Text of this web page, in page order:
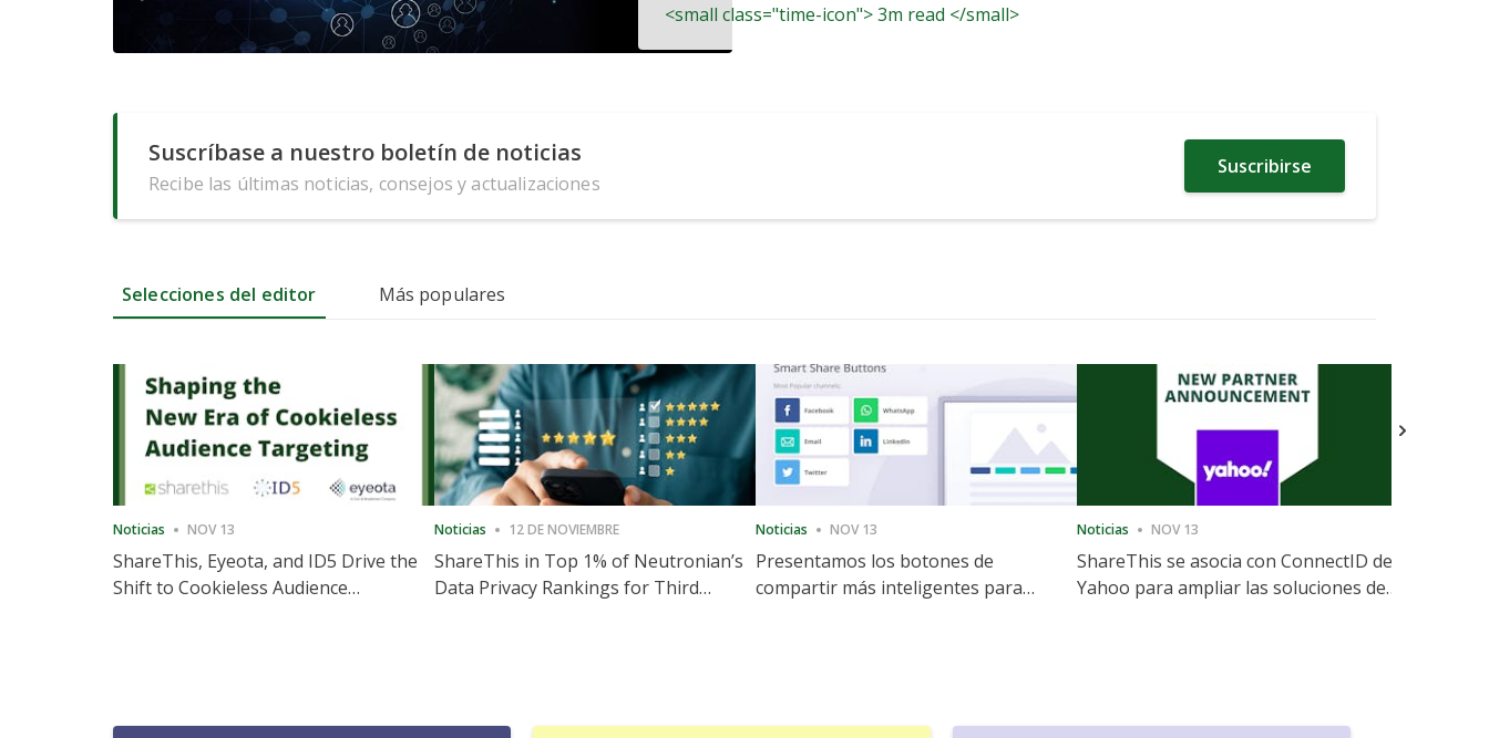
<small class="time-icon"> 3m read </small>
Suscríbase a nuestro boletín de noticias
Recibe las últimas noticias, consejos y actualizaciones
Suscribirse
Selecciones del editor Más populares
Noticias NOV 13
ShareThis, Eyeota, and ID5 Drive the
Shift to Cookieless Audience
Noticias 12 DE NOVIEMBRE
ShareThis in Top 1% of Neutronian’s
Data Privacy Rankings for Third
Noticias NOV 13
Presentamos los botones de
compartir más inteligentes para
Noticias NOV 13
ShareThis se asocia con ConnectID de
Yahoo para ampliar las soluciones de